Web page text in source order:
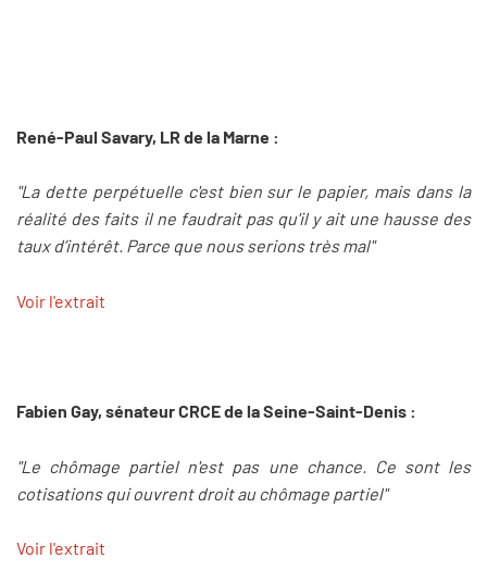
René-Paul Savary, LR de la Marne :
"La dette perpétuelle c'est bien sur le papier, mais dans la
réalité des faits il ne faudrait pas qu'il y ait une hausse des
taux d’intérêt. Parce que nous serions très mal"
Voir l'extrait
Fabien Gay, sénateur CRCE de la Seine-Saint-Denis :
"Le chômage partiel n'est pas une chance. Ce sont les
cotisations qui ouvrent droit au chômage partiel"
Voir l'extrait